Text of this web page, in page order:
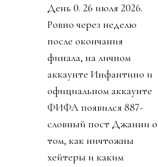
День 0. 26 июля 2026.
Ровно через неделю
после окончания
финала, на личном
аккаунте Инфантино и
официальном аккаунте
ФИФА появился 887-
словный пост Джанни о
том, как ничтожны
хейтеры и каким